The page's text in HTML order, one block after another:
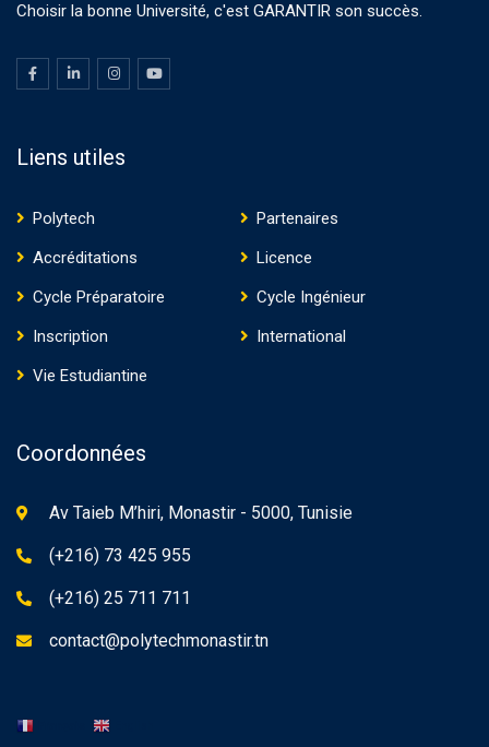
Choisir la bonne Université, c'est GARANTIR son succès.
Liens utiles
Polytech
Partenaires
Accréditations
Licence
Cycle Préparatoire
Cycle Ingénieur
Inscription
International
Vie Estudiantine
Coordonnées
Av Taieb M’hiri, Monastir - 5000, Tunisie
(+216) 73 425 955
(+216) 25 711 711
contact@polytechmonastir.tn